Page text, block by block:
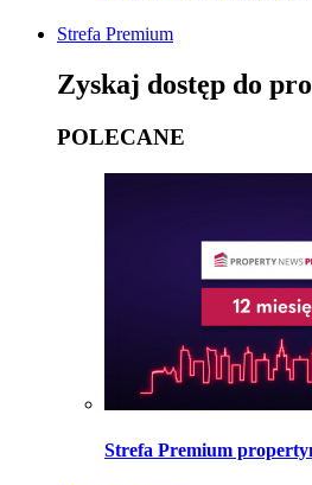
Strefa Premium
Zyskaj dostęp do
POLECANE
Strefa Premium